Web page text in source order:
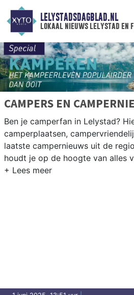
LELYSTADSDAGBLAD.NL
lokaal nieuws lelystad en
CAMPERS EN
Ben je camperfan in Lelystad?
camperplaatsen,
laatste campernieuws uit de
houdt je op de hoogte van alles